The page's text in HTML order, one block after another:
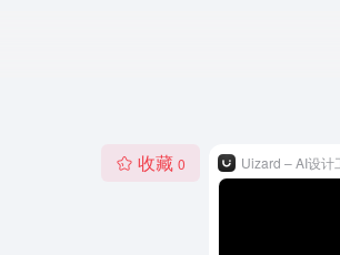
收藏 0 Uizard – AI设计